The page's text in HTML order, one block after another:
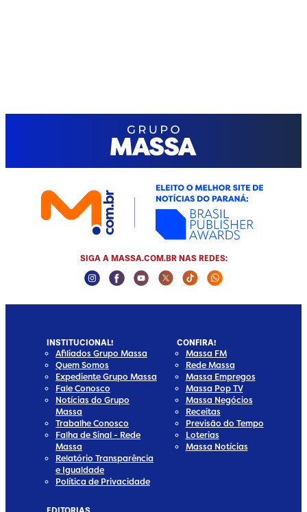
SIGA A MASSA.COM.BR NAS REDES:
Instagram Social Media
Facebook Social Media
Youtube Social Media
Twitter Social Media
Tiktok Social Media
Whatsapp
INSTITUCIONAL!
Afiliados Grupo Massa
Quem Somos
Expediente Grupo Massa
Fale Conosco
Notícias do Grupo
Massa
Trabalhe Conosco
Falha de Sinal - Rede
Massa
Relatório Transparência
e Igualdade
Política de Privacidade
CONFIRA!
Massa FM
Rede Massa
Massa Empregos
Massa Pop TV
Massa Negócios
Receitas
Previsão do Tempo
Loterias
Massa Notícias